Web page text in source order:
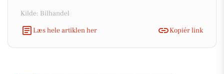
Kilde: Bilhandel
Læs hele artiklen her
Kopiér link